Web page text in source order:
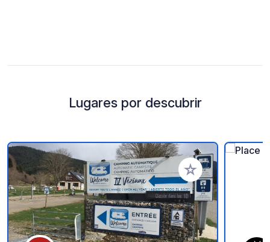
Lugares por descubrir
Añadir a tus